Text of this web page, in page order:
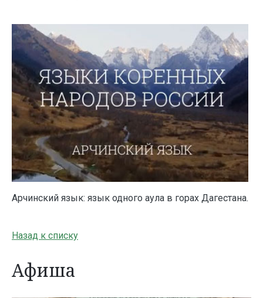
Арчинский язык: язык одного аула в горах Дагестана.
Назад к списку
Афиша